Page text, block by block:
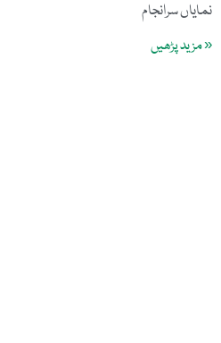
نمایاں سرانجام
« مزید پڑھیں